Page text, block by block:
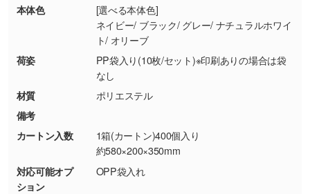
・背景がある画像からキャラクター部分だけを
使いたいです
シンプルな背景のデータや、使いたいキャラク
ター部分の輪郭がはっきりしているデータは切
り抜き処理が可能です。→
・持っているデータの背景が足りない／塗り足
しの作り方が分からない
印刷したいデータが印刷範囲よりも小さい場
合、シンプルな色・柄の背景であれば拡張が可
能です。→
詳しく見る
品・色・数量などの注文間違い等)
本体色
[選べる本体色]
ネイビー/ ブラック/ グレー/ ナチュラルホワイ
ト/ オリーブ
荷姿
PP袋入り(10枚/セット)※印刷ありの場合は袋
なし
材質
ポリエステル
備考
カートン入数
1箱(カートン)400個入り
約580×200×350mm
対応可能オプ
ション
OPP袋入れ